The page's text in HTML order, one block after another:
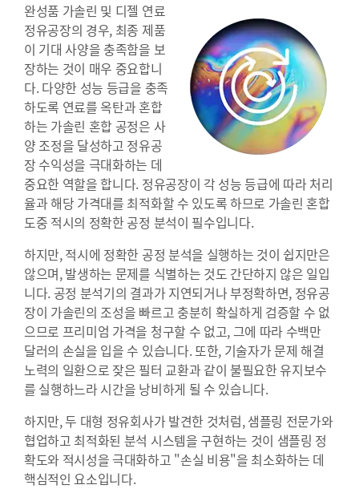
완성품 가솔린 및 디젤 연료
정유공장의 경우, 최종 제품
이 기대 사양을 충족함을 보
장하는 것이 매우 중요합니
다. 다양한 성능 등급을 충족
하도록 연료를 옥탄과 혼합
하는 가솔린 혼합 공정은 사
양 조정을 달성하고 정유공
장 수익성을 극대화하는 데
중요한 역할을 합니다. 정유공장이 각 성능 등급에 따라 처리
율과 해당 가격대를 최적화할 수 있도록 하므로 가솔린 혼합
도중 적시의 정확한 공정 분석이 필수입니다.
하지만, 적시에 정확한 공정 분석을 실행하는 것이 쉽지만은
않으며, 발생하는 문제를 식별하는 것도 간단하지 않은 일입
니다. 공정 분석기의 결과가 지연되거나 부정확하면, 정유공
장이 가솔린의 조성을 빠르고 충분히 확실하게 검증할 수 없
으므로 프리미엄 가격을 청구할 수 없고, 그에 따라 수백만
달러의 손실을 입을 수 있습니다. 또한, 기술자가 문제 해결
노력의 일환으로 잦은 필터 교환과 같이 불필요한 유지보수
를 실행하느라 시간을 낭비하게 될 수 있습니다.
하지만, 두 대형 정유회사가 발견한 것처럼, 샘플링 전문가와
협업하고 최적화된 분석 시스템을 구현하는 것이 샘플링 정
확도와 적시성을 극대화하고 "손실 비용"을 최소화하는 데
핵심적인 요소입니다.